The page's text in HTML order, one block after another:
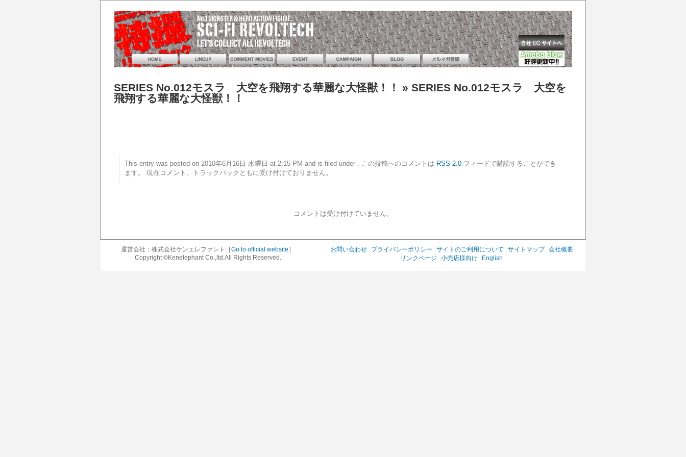
SERIES No.012モスラ 大空を飛翔する華麗な大怪獣！！
» SERIES No.012モスラ 大空を
飛翔する華麗な大怪獣！！
This entry was posted on 2010年6月16日 水曜日 at 2:15 PM and is filed under . この投稿へのコメントは RSS 2.0 フィードで購読することができ
ます。 現在コメント、トラックバックともに受け付けておりません。
コメントは受け付けていません。
運営会社：株式会社ケンエレファント［Go to official website ］
Copyright ©Kenelephant Co.,ltd.All Rights Reserved.
お問い合わせ プライバシーポリシー サイトのご利用について サイトマップ
会社概要
リンクページ
小売店様向け English